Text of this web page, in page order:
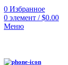
0 Избранное
0 элемент / $0.00
Меню